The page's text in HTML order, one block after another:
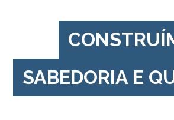
SABEDORIA E